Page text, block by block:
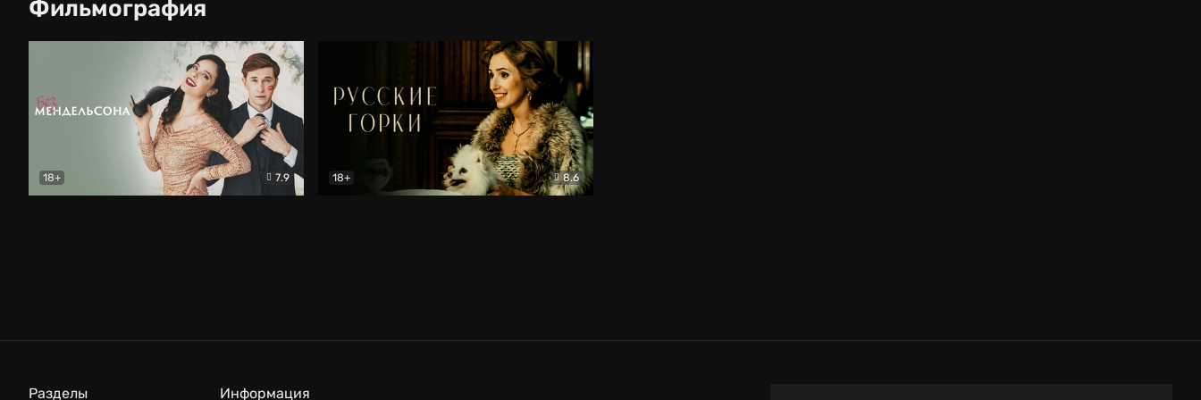
Фильмография
18+ 7.9 18+ 8.6
Разделы Информация